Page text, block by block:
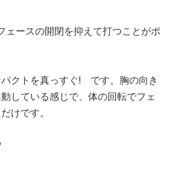
ースの開閉を抑えて打つことがポ
クトを真っすぐ! です。胸の向き
している感じで、体の回転でフェ
けです。